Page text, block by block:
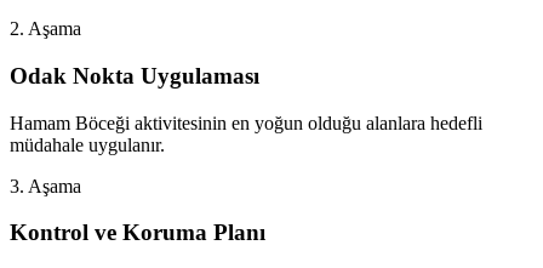
2. Aşama
Odak Nokta Uygulaması
Hamam Böceği aktivitesinin en yoğun olduğu alanlara hedefli
müdahale uygulanır.
3. Aşama
Kontrol ve Koruma Planı